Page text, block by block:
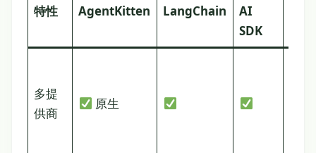
特性 AgentKitten LangChain
AI
SDK
多提
供商
原生